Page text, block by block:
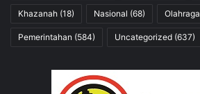
Khazanah (18) Nasional (68) Olahraga
Pemerintahan (584) Uncategorized (637)